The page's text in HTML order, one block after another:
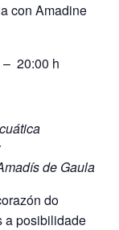
con Amadine
– 20:00 h
de Gaula
do
a posibilidade